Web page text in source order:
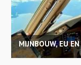
MIJNBOUW, EU